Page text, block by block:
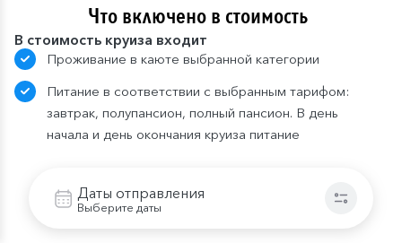
Даты отправления
Выберите даты
Что включено в стоимость
В стоимость круиза входит
Проживание в каюте выбранной категории
Питание в соответствии с выбранным тарифом:
завтрак, полупансион, полный пансион. В день
начала и день окончания круиза питание
проведения экскурсии совпадает со временем